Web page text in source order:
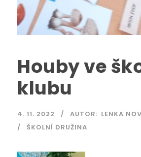
Houby ve
klubu
4. 11. 2022 AUTOR: LENKA
ŠKOLNÍ DRUŽINA